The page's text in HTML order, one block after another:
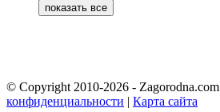
© Copyright 2010-2026 - Zagorodna.com
конфиденциальности | Карта сайта